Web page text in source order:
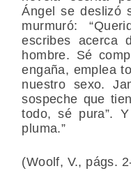
Ángel se deslizó
murmuró:
escribes acerca
hombre. Sé
engaña, emplea
nuestro sexo.
sospeche que
todo, sé pura”.
pluma.”
(Woolf, V., págs.